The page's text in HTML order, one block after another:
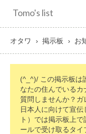
Tomo's list
オタワ 掲示板 お
(^_^)/ この掲示板は
なたの住んでいる
質問しませんか？ガ
日本人に向けて宣
ト）では掲示板上
ールで受け取るタイ